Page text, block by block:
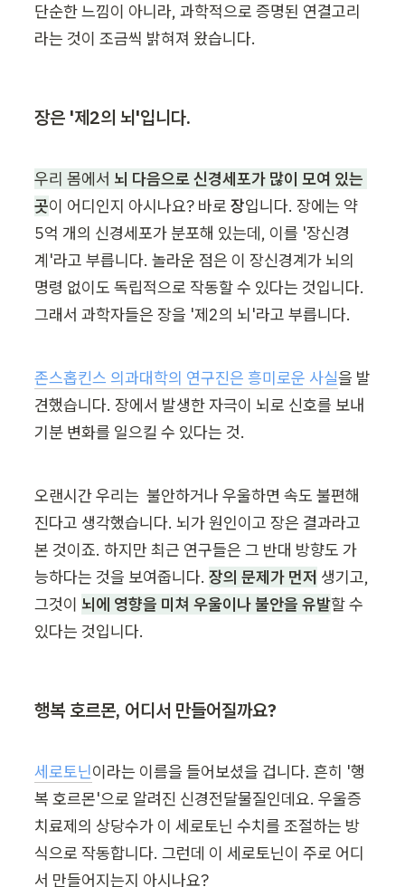
단순한 느낌이 아니라, 과학적으로 증명된 연결고리
라는 것이 조금씩 밝혀져 왔습니다.
장은 '제2의 뇌'입니다.
우리 몸에서 뇌 다음으로 신경세포가 많이 모여 있는
곳이 어디인지 아시나요? 바로 장입니다. 장에는 약
5억 개의 신경세포가 분포해 있는데, 이를 '장신경
계'라고 부릅니다. 놀라운 점은 이 장신경계가 뇌의
명령 없이도 독립적으로 작동할 수 있다는 것입니다.
그래서 과학자들은 장을 '제2의 뇌'라고 부릅니다.
존스홉킨스 의과대학의 연구진은 흥미로운 사실을 발
견했습니다. 장에서 발생한 자극이 뇌로 신호를 보내
기분 변화를 일으킬 수 있다는 것.
오랜시간 우리는  불안하거나 우울하면 속도 불편해
진다고 생각했습니다. 뇌가 원인이고 장은 결과라고
본 것이죠. 하지만 최근 연구들은 그 반대 방향도 가
능하다는 것을 보여줍니다. 장의 문제가 먼저 생기고,
그것이 뇌에 영향을 미쳐 우울이나 불안을 유발할 수
있다는 것입니다.
행복 호르몬, 어디서 만들어질까요?
세로토닌이라는 이름을 들어보셨을 겁니다. 흔히 '행
복 호르몬'으로 알려진 신경전달물질인데요. 우울증
치료제의 상당수가 이 세로토닌 수치를 조절하는 방
식으로 작동합니다. 그런데 이 세로토닌이 주로 어디
서 만들어지는지 아시나요?